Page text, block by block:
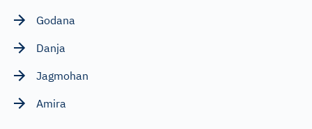
Godana
Danja
Jagmohan
Amira